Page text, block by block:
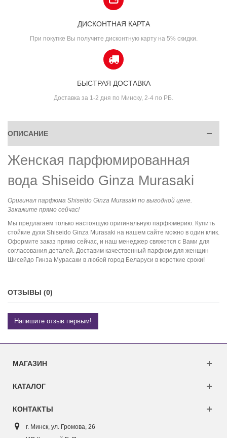
ДИСКОНТНАЯ КАРТА
При покупке Вы получите дисконтную карту на 5% скидки.
БЫСТРАЯ ДОСТАВКА
Доставка за 1-2 дня по Минску, 2-4 по РБ.
ОПИСАНИЕ
Женская парфюмированная
вода Shiseido Ginza Murasaki
Оригинал парфюма Shiseido Ginza Murasaki по выгодной цене.
Закажите прямо сейчас!
Мы предлагаем только настоящую оригинальную парфюмерию. Купить
стойкие духи Shiseido Ginza Murasaki на нашем сайте можно в один клик.
Оформите заказ прямо сейчас, и наш менеджер свяжется с Вами для
согласования деталей. Доставим качественный парфюм для женщин
Шисейдо Гинза Мурасаки в любой город Беларуси в короткие сроки!
ОТЗЫВЫ (0)
Напишите отзыв первым!
МАГАЗИН
КАТАЛОГ
КОНТАКТЫ
г. Минск, ул. Громова, 26